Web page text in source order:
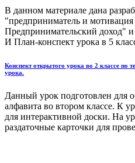
В данном материале дана
"предприниматель и мотивация
Предпринимательский доход"
И План-конспект урока в 5
Конспект открытого урока во 2 классе по
урока.
Данный урок подготовлен для
алфавита во втором классе. К
для интерактивной доски. На
раздаточные карточки для